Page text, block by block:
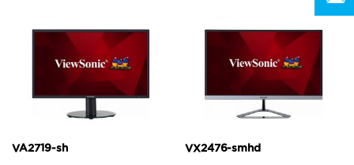
VA2719-sh VX2476-smhd